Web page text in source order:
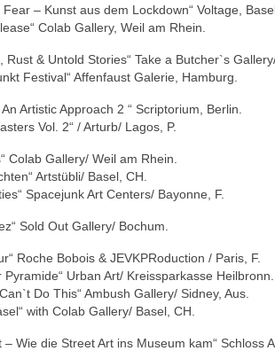
– Kunst aus dem Lockdown“ Voltage,
Colab Gallery, Weil am Rhein.
Rust & Untold Stories“ Take a Butcher`s
Festival“ Affenfaust Galerie, Hamburg.
Artistic Approach 2 “ Scriptorium, Berlin.
Vol. 2“ / Arturb/ Lagos, P.
Colab Gallery/ Weil am Rhein.
Artstübli/ Basel, CH.
Spacejunk Art Centers/ Bayonne, F.
Sold Out Gallery/ Bochum.
Roche Bobois & JEVKPRoduction / Paris, F.
Urban Art/ Kreissparkasse Heilbronn.
Do This“ Ambush Gallery/ Sidney, Aus.
with Colab Gallery/ Basel, CH.
– Wie die Street Art ins Museum kam“ Schloss